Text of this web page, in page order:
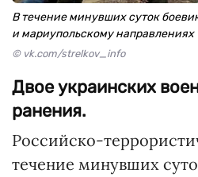
В течение минувших суток
и мариупольскому направлениях
© vk.com/strelkov_info
Двое украинских
ранения.
Российско-
течение минувших